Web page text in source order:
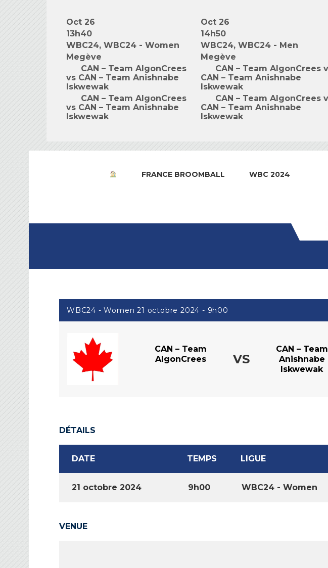
Oct 26
13h40
WBC24, WBC24 - Women
Megève
CAN – Team AlgonCrees
vs CAN – Team Anishnabe
Iskwewak
CAN – Team AlgonCrees
vs CAN – Team Anishnabe
Iskwewak
Oct 26
14h50
WBC24, WBC24 - Men
Megève
CAN – Team AlgonCrees
CAN – Team Anishnabe
Iskwewak
CAN – Team AlgonCrees
CAN – Team Anishnabe
Iskwewak
FRANCE BROOMBALL WBC 2024
WBC24 - Women 21 octobre 2024 - 9h00
CAN – Team
AlgonCrees
VS
CAN – Team
Anishnabe
Iskwewak
DÉTAILS
DATE TEMPS LIGUE
21 octobre 2024 9h00 WBC24 - Women
VENUE